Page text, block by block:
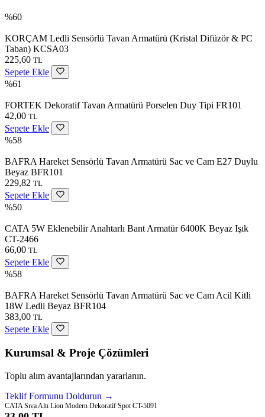
%60
KORÇAM Ledli Sensörlü Tavan Armatürü (Kristal Difüzör & PC
Taban) KCSA03
225,60 TL
Sepete Ekle
%61
FORTEK Dekoratif Tavan Armatürü Porselen Duy Tipi FR101
42,00 TL
Sepete Ekle
%58
BAFRA Hareket Sensörlü Tavan Armatürü Sac ve Cam E27 Duylu
Beyaz BFR101
229,82 TL
Sepete Ekle
%50
CATA 5W Eklenebilir Anahtarlı Bant Armatür 6400K Beyaz Işık
CT-2466
66,00 TL
Sepete Ekle
%58
BAFRA Hareket Sensörlü Tavan Armatürü Sac ve Cam Acil Kitli
18W Ledli Beyaz BFR104
383,00 TL
Sepete Ekle
Kurumsal & Proje Çözümleri
Toplu alım avantajlarından yararlanın.
Teklif Formunu Doldurun →
CATA Sıva Altı Lion Modern Dekoratif Spot CT-5091